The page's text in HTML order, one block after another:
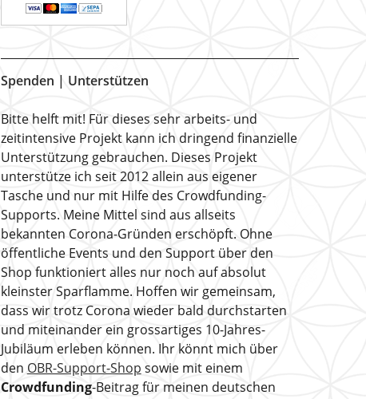
Spenden | Unterstützen
Bitte helft mit! Für dieses sehr arbeits- und
zeitintensive Projekt kann ich dringend finanzielle
Unterstützung gebrauchen. Dieses Projekt
unterstütze ich seit 2012 allein aus eigener
Tasche und nur mit Hilfe des Crowdfunding-
Supports. Meine Mittel sind aus allseits
bekannten Corona-Gründen erschöpft. Ohne
öffentliche Events und den Support über den
Shop funktioniert alles nur noch auf absolut
kleinster Sparflamme. Hoffen wir gemeinsam,
dass wir trotz Corona wieder bald durchstarten
und miteinander ein grossartiges 10-Jahres-
Jubiläum erleben können. Ihr könnt mich über
den OBR-Support-Shop sowie mit einem
Crowdfunding-Beitrag für meinen deutschen